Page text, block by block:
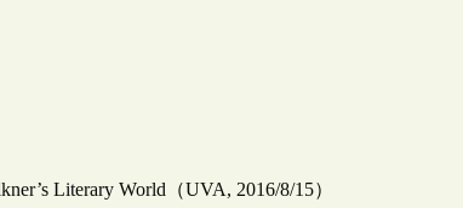
Literary World（UVA, 2016/8/15）